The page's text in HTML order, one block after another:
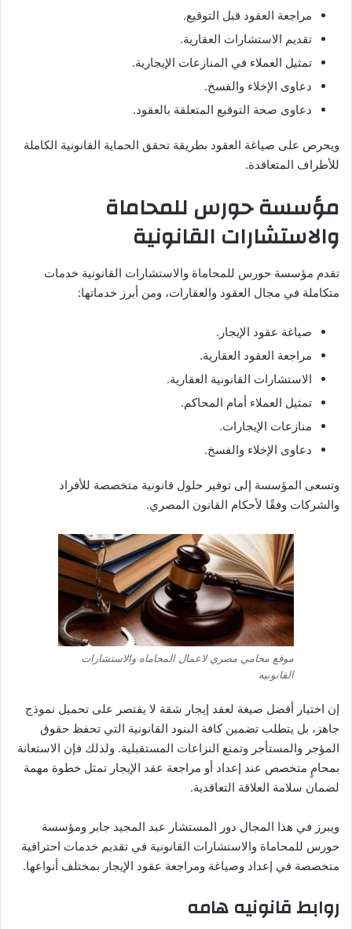
مراجعة العقود قبل التوقيع.
تقديم الاستشارات العقارية.
تمثيل العملاء في المنازعات الإيجارية.
دعاوى الإخلاء والفسخ.
دعاوى صحة التوقيع المتعلقة بالعقود.
ويحرص على صياغة العقود بطريقة تحقق الحماية القانونية الكاملة
للأطراف المتعاقدة.
مؤسسة حورس للمحاماة
والاستشارات القانونية
تقدم مؤسسة حورس للمحاماة والاستشارات القانونية خدمات
متكاملة في مجال العقود والعقارات، ومن أبرز خدماتها:
صياغة عقود الإيجار.
مراجعة العقود العقارية.
الاستشارات القانونية العقارية.
تمثيل العملاء أمام المحاكم.
منازعات الإيجارات.
دعاوى الإخلاء والفسخ.
وتسعى المؤسسة إلى توفير حلول قانونية متخصصة للأفراد
والشركات وفقًا لأحكام القانون المصري.
موقع محامي مصري لاعمال المحاماه والاستشارات
القانونيه
إن اختيار أفضل صيغة لعقد إيجار شقة لا يقتصر على تحميل نموذج
جاهز، بل يتطلب تضمين كافة البنود القانونية التي تحفظ حقوق
المؤجر والمستأجر وتمنع النزاعات المستقبلية. ولذلك فإن الاستعانة
بمحامٍ متخصص عند إعداد أو مراجعة عقد الإيجار تمثل خطوة مهمة
لضمان سلامة العلاقة التعاقدية.
ويبرز في هذا المجال دور المستشار عبد المجيد جابر ومؤسسة
حورس للمحاماة والاستشارات القانونية في تقديم خدمات احترافية
متخصصة في إعداد وصياغة ومراجعة عقود الإيجار بمختلف أنواعها.
روابط قانونيه هامه